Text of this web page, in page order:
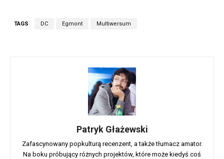
TAGS DC Egmont Multiwersum
Patryk Głażewski
Zafascynowany popkulturą recenzent, a także tłumacz amator.
Na boku próbujący różnych projektów, które może kiedyś coś